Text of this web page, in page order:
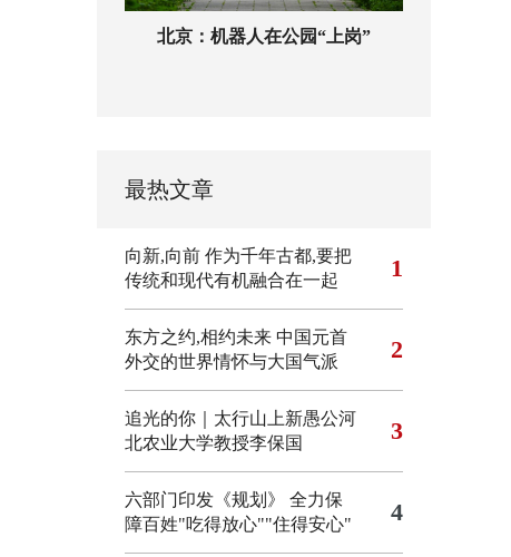
北京：机器人在公园“上岗”
最热文章
向新,向前 作为千年古都,要把
传统和现代有机融合在一起
1
东方之约,相约未来 中国元首
外交的世界情怀与大国气派
2
追光的你｜太行山上新愚公河
北农业大学教授李保国
3
六部门印发《规划》 全力保
障百姓"吃得放心""住得安心"
4